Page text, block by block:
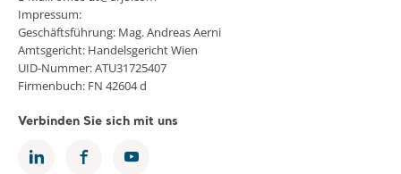
Impressum:
Geschäftsführung: Mag. Andreas Aerni
Amtsgericht: Handelsgericht Wien
UID-Nummer: ATU31725407
Firmenbuch: FN 42604 d
Verbinden Sie sich mit uns